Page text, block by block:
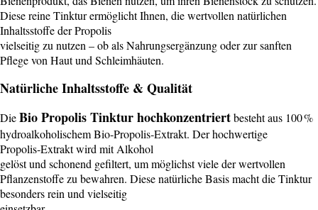
Diese reine Tinktur ermöglicht Ihnen, die wertvollen natürlichen
Inhaltsstoffe der Propolis
vielseitig zu nutzen – ob als Nahrungsergänzung oder zur sanften
Pflege von Haut und Schleimhäuten.
Natürliche Inhaltsstoffe & Qualität
DieBio Propolis Tinktur hochkonzentriertbesteht aus 100 %
hydroalkoholischem Bio‑Propolis‑Extrakt. Der hochwertige
Propolis‑Extrakt wird mit Alkohol
gelöst und schonend gefiltert, um möglichst viele der wertvollen
Pflanzenstoffe zu bewahren. Diese natürliche Basis macht die Tinktur
besonders rein und vielseitig